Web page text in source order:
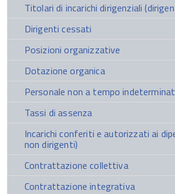
Titolari di incarichi dirigenziali
Dirigenti cessati
Posizioni organizzative
Dotazione organica
Personale non a tempo
Tassi di assenza
Incarichi conferiti e autorizzati ai
non dirigenti)
Contrattazione collettiva
Contrattazione integrativa